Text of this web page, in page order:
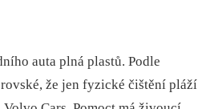
auta plná plastů. Podle
že jen fyzické čištění pláží